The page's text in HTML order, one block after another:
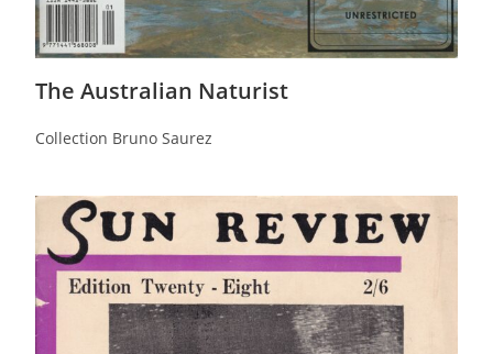
The Australian Naturist
Collection Bruno Saurez